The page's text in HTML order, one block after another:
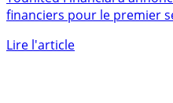
le T4 2025
Younited Financial a
financiers pour le premier